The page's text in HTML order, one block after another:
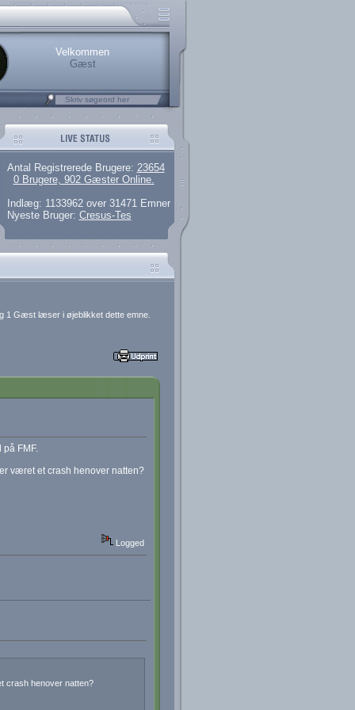
brugere
artikler og 135 guides
her.
Velkommen
Gæst
Antal Registrerede Brugere: 23654
0 Brugere, 902 Gæster Online.
Indlæg: 1133962 over 31471 Emner
Nyeste Bruger: Cresus-Tes
1 Gæst læser i øjeblikket dette emne.
FMF.
været et crash henover natten?
Logged
crash henover natten?